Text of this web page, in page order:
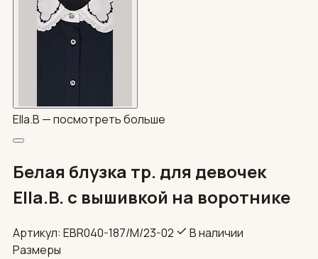
Ella.B —посмотреть больше
Белая блузка тр. для девочек
Ella.B. с вышивкой на воротнике
Артикул: EBR040-187/М/23-02
В наличии
Размеры